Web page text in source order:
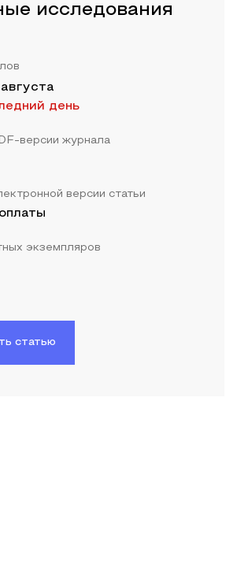
исследования
день
версии журнала
версии статьи
экземпляров
статью